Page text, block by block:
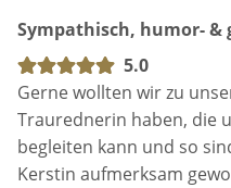
haben uns immer gut
auf alle Kleinigkeiten für
mitgedacht und die
eine ganz besondere Zeit
Hochzeitsvorbereitung.
Fragen bewusst, worauf
denen ich beiwohnen
Sympathisch, humor- &
5.0
Gerne wollten wir zu
Traurednerin haben, die
begleiten kann und so
Kerstin aufmerksam